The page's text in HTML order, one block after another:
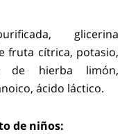
glicerina
fruta cítrica, potasio,
de hierba limón,
ácido láctico.
de niños: